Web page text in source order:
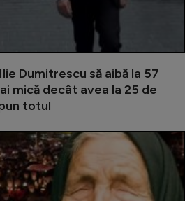
Dumitrescu să aibă la 57
mică decât avea la 25 de
totul